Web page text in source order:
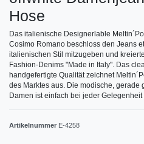
Hose
Das italienische Designerlable
Cosimo Romano beschloss den Jeans
italienischen Stil mitzugeben und
Fashion-Denims "Made in Italy". Das
handgefertigte Qualität zeichnet
des Marktes aus. Die modische, gerade
Damen ist einfach bei jeder
Artikelnummer E-4258